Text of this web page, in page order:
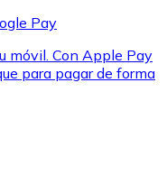
Pay
móvil. Con Apple Pay
para pagar de forma